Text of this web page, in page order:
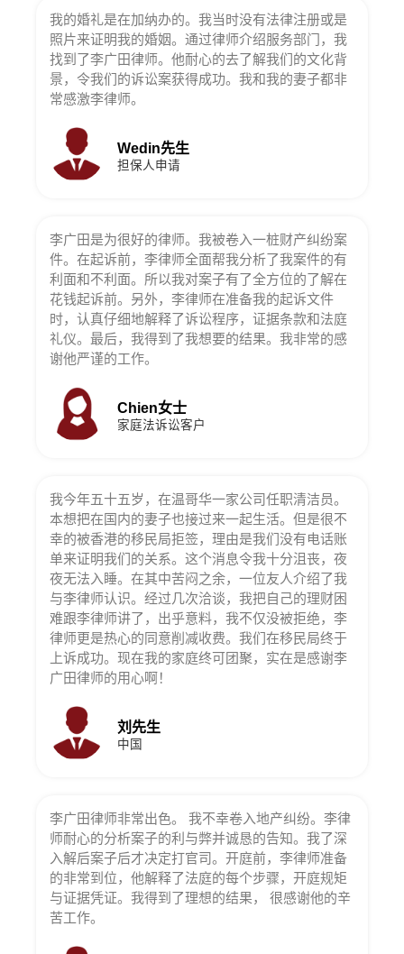
我的婚礼是在加纳办的。我当时没有法律注册或是
照片来证明我的婚姻。通过律师介绍服务部门，我
找到了李广田律师。他耐心的去了解我们的文化背
景，令我们的诉讼案获得成功。我和我的妻子都非
常感激李律师。
Wedin先生
担保人申请
李广田是为很好的律师。我被卷入一桩财产纠纷案
件。在起诉前，李律师全面帮我分析了我案件的有
利面和不利面。所以我对案子有了全方位的了解在
花钱起诉前。另外，李律师在准备我的起诉文件
时，认真仔细地解释了诉讼程序，证据条款和法庭
礼仪。最后，我得到了我想要的结果。我非常的感
谢他严谨的工作。
Chien女士
家庭法诉讼客户
我今年五十五岁，在温哥华一家公司任职清洁员。
本想把在国内的妻子也接过来一起生活。但是很不
幸的被香港的移民局拒签，理由是我们没有电话账
单来证明我们的关系。这个消息令我十分沮丧，夜
夜无法入睡。在其中苦闷之余，一位友人介绍了我
与李律师认识。经过几次洽谈，我把自己的理财困
难跟李律师讲了，出乎意料，我不仅没被拒绝，李
律师更是热心的同意削减收费。我们在移民局终于
上诉成功。现在我的家庭终可团聚，实在是感谢李
广田律师的用心啊！
刘先生
中国
李广田律师非常出色。 我不幸卷入地产纠纷。李律
师耐心的分析案子的利与弊并诚恳的告知。我了深
入解后案子后才决定打官司。开庭前，李律师准备
的非常到位，他解释了法庭的每个步骤，开庭规矩
与证据凭证。我得到了理想的结果， 很感谢他的辛
苦工作。